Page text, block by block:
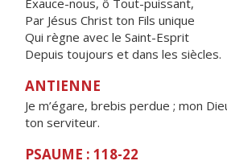
Exauce-nous, ô Tout-puissant,
Par Jésus Christ ton Fils unique
Qui règne avec le Saint-Esprit
Depuis toujours et dans les siècles.
ANTIENNE
Je m’égare, brebis perdue ; mon
ton serviteur.
PSAUME : 118-22